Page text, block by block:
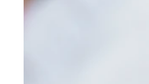
Laufzeit :